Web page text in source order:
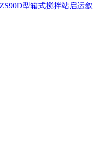
型箱式搅拌站启运叙